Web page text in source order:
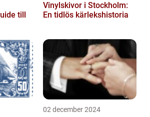
till
Vinylskivor i Stockholm:
En tidlös kärlekshistoria
02 december 2024